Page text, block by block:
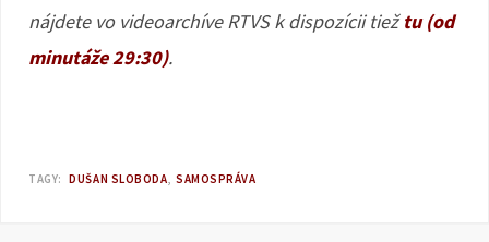
nájdete vo videoarchíve RTVS k dispozícii tiežtu (od
minutáže 29:30).
TAGY: DUŠAN SLOBODA SAMOSPRÁVA